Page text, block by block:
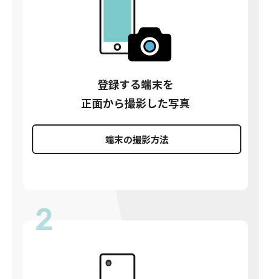
登録する端末を
正面から撮影した写真
端末の撮影方法
2